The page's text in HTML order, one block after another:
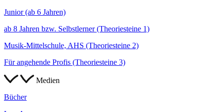
Junior (ab 6 Jahren)
ab 8 Jahren bzw. Selbstlerner (Theoriesteine 1)
Musik-Mittelschule, AHS (Theoriesteine 2)
Für angehende Profis (Theoriesteine 3)
Medien
Bücher